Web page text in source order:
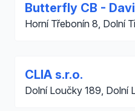
Butterfly CB -
Horní Třebonín 8, Dolní
CLIA s.r.o.
Dolní Loučky 189, Dolní